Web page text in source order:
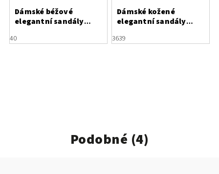
Dámské béžové
elegantní sandály
40
Dámské kožené
elegantní sandály
3639
Podobné (4)